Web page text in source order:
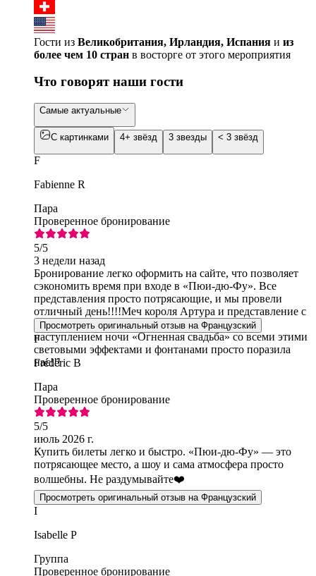
Гости из Великобритания, Ирландия, Испания и из
более чем 10 стран в восторге от этого мероприятия
Что говорят наши гости
Самые актуальные
С картинками 4+ звёзд 3 звезды < 3 звёзд
F
Fabienne R
Пара
Проверенное бронирование
5/5
3 недели назад
Бронирование легко оформить на сайте, что позволяет
сэкономить время при входе в «Пюи-дю-Фу». Все
представления просто потрясающие, и мы провели
отличный день!!!!Меч короля Артура и представление с
птицами понравились нам больше всего. А с
наступлением ночи «Огненная свадьба» со всеми этими
световыми эффектами и фонтанами просто поразила
нас!!!
Просмотреть оригинальный отзыв на Французский
F
Frédéric B
Пара
Проверенное бронирование
5/5
июль 2026 г.
Купить билеты легко и быстро. «Пюи-дю-Фу» — это
потрясающее место, а шоу и сама атмосфера просто
волшебны. Не раздумывайте❤️
Просмотреть оригинальный отзыв на Французский
I
Isabelle P
Группа
Проверенное бронирование